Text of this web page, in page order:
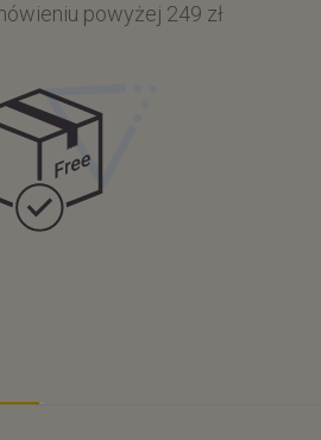
powyżej 249 zł